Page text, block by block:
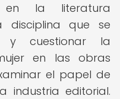
la literatura
disciplina que se
y cuestionar la
en las obras
el papel de
industria editorial.